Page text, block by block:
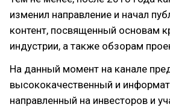
изменил направление и начал
контент, посвященный основам
индустрии, а также обзорам
На данный момент на канале
высококачественный и
направленный на инвесторов и